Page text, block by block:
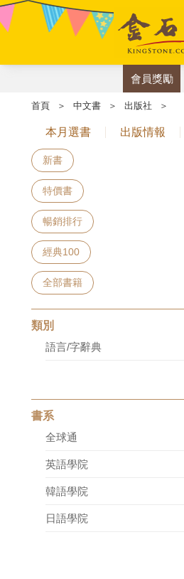
會員獎勵
首頁 ＞ 中文書 ＞ 出版社 ＞
本月選書 出版情報
新書
特價書
暢銷排行
經典100
全部書籍
類別
語言/字辭典
書系
全球通
英語學院
韓語學院
日語學院